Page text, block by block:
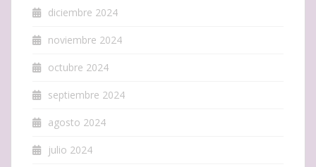
diciembre 2024
noviembre 2024
octubre 2024
septiembre 2024
agosto 2024
julio 2024